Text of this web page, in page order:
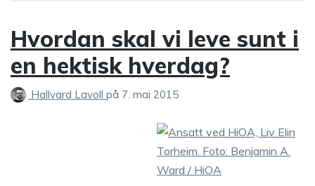
Hvordan skal vi leve sunt i
en hektisk hverdag?
Hallvard Lavoll på 7. mai 2015